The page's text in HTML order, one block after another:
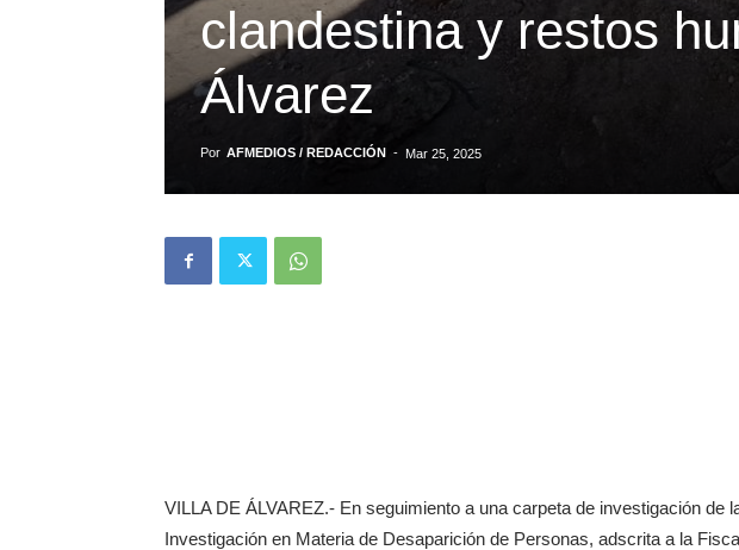
clandestina y restos
Álvarez
Por AFMEDIOS / REDACCIÓN - Mar 25, 2025
VILLA DE ÁLVAREZ.- En seguimiento a una carpeta de investigación de
Investigación en Materia de Desaparición de Personas, adscrita a la